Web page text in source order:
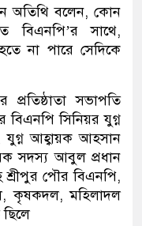
অতিথি বলেন, কোন
বিএনপি’র সাথে,
না পারে সেদিকে
সভাপতি
সিনিয়র যুগ্ন
যুগ্ন আহ্বায়ক আহসান
সদস্য আবুল প্রধান
পৌর বিএনপি,
কৃষকদল, মহিলাদল